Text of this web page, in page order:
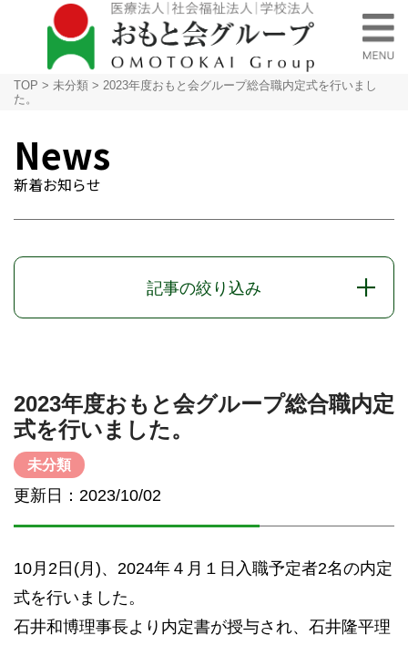
TOP > 未分類 > 2023年度おもと会グループ総合職内定式を行いまし
た。
News
新着お知らせ
記事の絞り込み
2023年度おもと会グループ総合職内定
式を行いました。
未分類
更新日：2023/10/02
10月2日(月)、2024年４月１日入職予定者2名の内定
式を行いました。
石井和博理事長より内定書が授与され、石井隆平理